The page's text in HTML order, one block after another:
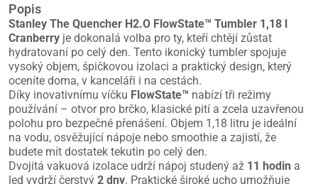
Popis
Stanley The Quencher H2.O FlowState™ Tumbler 1,18 l
Cranberry je dokonalá volba pro ty, kteří chtějí zůstat
hydratovaní po celý den. Tento ikonický tumbler spojuje
vysoký objem, špičkovou izolaci a praktický design, který
oceníte doma, v kanceláři i na cestách.
Díky inovativnímu víčku FlowState™ nabízí tři režimy
používání – otvor pro brčko, klasické pití a zcela uzavřenou
polohu pro bezpečné přenášení. Objem 1,18 litru je ideální
na vodu, osvěžující nápoje nebo smoothie a zajistí, že
budete mít dostatek tekutin po celý den.
Dvojitá vakuová izolace udrží nápoj studený až 11 hodin a
led vydrží čerstvý 2 dny. Praktické široké ucho umožňuje